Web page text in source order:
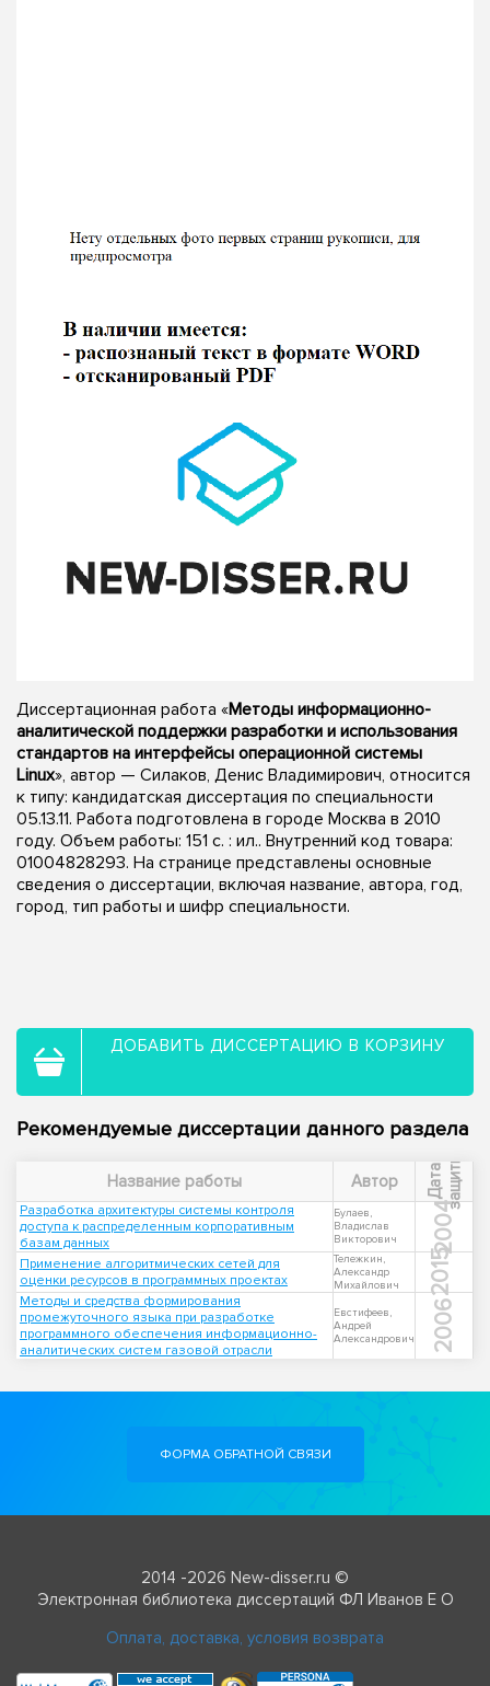
Диссертационная работа «Методы информационно-
аналитической поддержки разработки и использования
стандартов на интерфейсы операционной системы
Linux», автор — Силаков, Денис Владимирович, относится
к типу: кандидатская диссертация по специальности
05.13.11. Работа подготовлена в городе Москва в 2010
году. Объем работы: 151 с. : ил.. Внутренний код товара:
01004828293. На странице представлены основные
сведения о диссертации, включая название, автора, год,
город, тип работы и шифр специальности.
ДОБАВИТЬ ДИССЕРТАЦИЮ В КОРЗИНУ
Рекомендуемые диссертации данного раздела
Название работы Автор Д
а
т
а
з
а
щ
и
т ы
Разработка архитектуры системы контроля
доступа к распределенным корпоративным
базам данных
Булаев,
Владислав
Викторович
2004
Применение алгоритмических сетей для
оценки ресурсов в программных проектах
Тележкин,
Александр
Михайлович
2015
Методы и средства формирования
промежуточного языка при разработке
программного обеспечения информационно-
аналитических систем газовой отрасли
Евстифеев,
Андрей
Александрович
2006
ФОРМА ОБРАТНОЙ СВЯЗИ
2014 -2026 New-disser.ru ©
Электронная библиотека диссертаций ФЛ Иванов Е О
Оплата, доставка, условия возврата